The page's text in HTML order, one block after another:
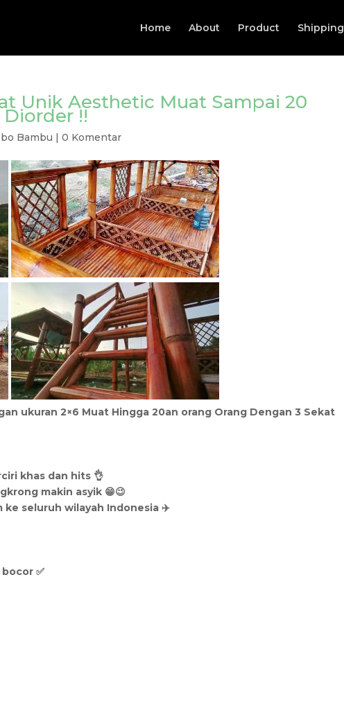
Home About Product Shipping
Unik Aesthetic Muat Sampai 20
Diorder !!
Bambu |0 Komentar
ukuran 2×6 Muat Hingga 20an orang Orang Dengan 3 Sekat
khas dan hits 👌
makin asyik 😁😉
ke seluruh wilayah Indonesia ✈️
✅